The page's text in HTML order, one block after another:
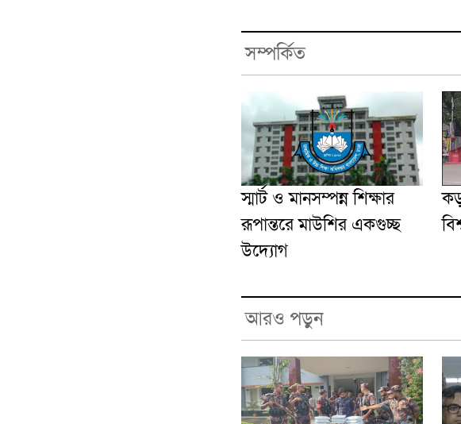
সম্পর্কিত
স্মার্ট ও মানসম্পন্ন শিক্ষার
রূপান্তরে মাউশির একগুচ্ছ
উদ্যোগ
আরও পড়ুন